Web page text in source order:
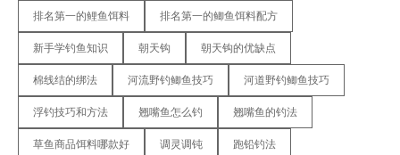
排名第一的鲤鱼饵料 排名第一的鲫鱼饵料配方
新手学钓鱼知识 朝天钩 朝天钩的优缺点
棉线结的绑法 河流野钓鲫鱼技巧 河道野钓鲫鱼技巧
浮钓技巧和方法 翘嘴鱼怎么钓 翘嘴鱼的钓法
草鱼商品饵料哪款好 调灵调钝 跑铅钓法